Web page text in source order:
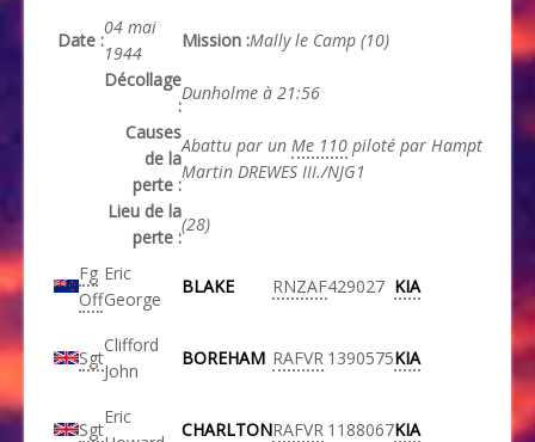
Date :
04 mai
1944
Mission :Mally le Camp (10)
Décollage
:
Dunholme à 21:56
Causes
de la
perte :
Abattu par un Me 110 piloté par Hampt
Martin DREWES III./NJG1
Lieu de la
perte :
(28)
Fg
Off
Eric
George
BLAKE RNZAF429027 KIA
Sgt
Clifford
John
BOREHAM RAFVR 1390575KIA
Sgt
Eric
CHARLTONRAFVR 1188067KIA